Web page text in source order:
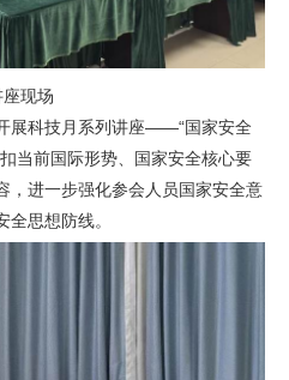
座现场
展科技月系列讲座——“国家安全
当前国际形势、国家安全核心要
，进一步强化参会人员国家安全意
思想防线。